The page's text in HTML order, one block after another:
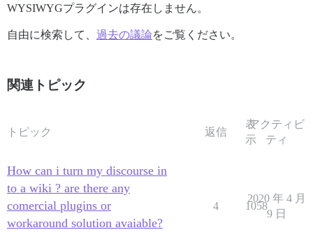
WYSIWYGプラグインは存在しません。
自由に検索して、 過去の議論をご覧ください。
関連トピック
トピック 返信
表
示
アクティビ
ティ
How can i turn my discourse in
to a wiki ? are there any
comercial plugins or
workaround solution avaiable?
4 1058
2020 年 4 月
9 日